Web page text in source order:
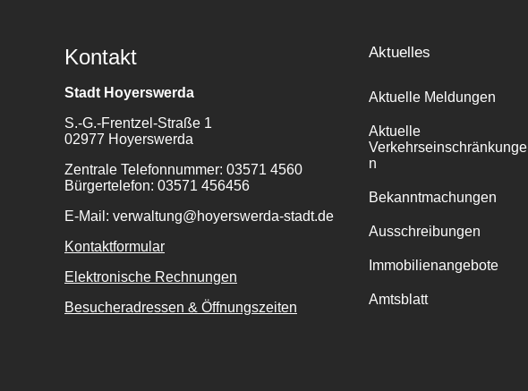
Kontakt
Stadt Hoyerswerda
S.-G.-Frentzel-Straße 1
02977 Hoyerswerda
Zentrale Telefonnummer: 03571 4560
Bürgertelefon: 03571 456456
E-Mail: verwaltung@hoyerswerda-stadt.de
Kontaktformular
Elektronische Rechnungen
Besucheradressen & Öffnungszeiten
Aktuelles
Aktuelle Meldungen
Aktuelle
Verkehrseinschränkunge
n
Bekanntmachungen
Ausschreibungen
Immobilienangebote
Amtsblatt